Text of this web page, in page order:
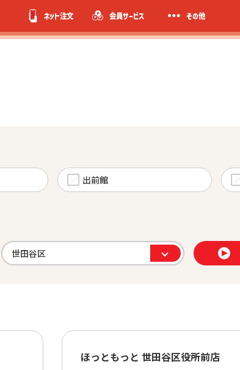
ネット注文 会員サービス その他
出前館
ほっともっと 世田谷区役所前店